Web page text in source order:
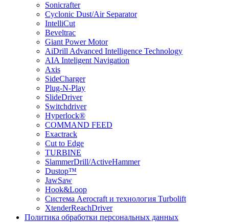
Sonicrafter
Cyclonic Dust/Air Separator
IntelliCut
Beveltrac
Giant Power Motor
AiDrill Advanced Intelligence Technology
AIA Inteligent Navigation
Axis
SideCharger
Plug-N-Play
SlideDriver
Switchdriver
Hyperlock®
COMMAND FEED
Exactrack
Cut to Edge
TURBINE
SlammerDrill/ActiveHammer
Dustop™
JawSaw
Hook&Loop
Cистема Aerocraft и технология Turbolift
XtenderReachDriver
Политика обработки персональных данных